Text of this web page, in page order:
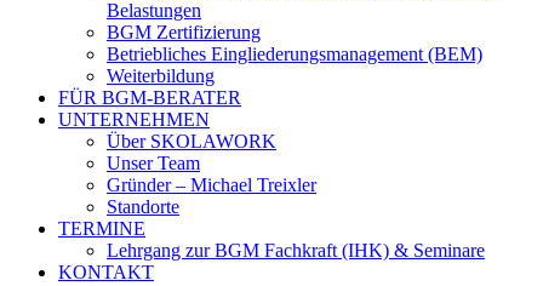
Belastungen
BGM Zertifizierung
Betriebliches Eingliederungsmanagement (BEM)
Weiterbildung
FÜR BGM-BERATER
UNTERNEHMEN
Über SKOLAWORK
Unser Team
Gründer – Michael Treixler
Standorte
TERMINE
Lehrgang zur BGM Fachkraft (IHK) & Seminare
KONTAKT